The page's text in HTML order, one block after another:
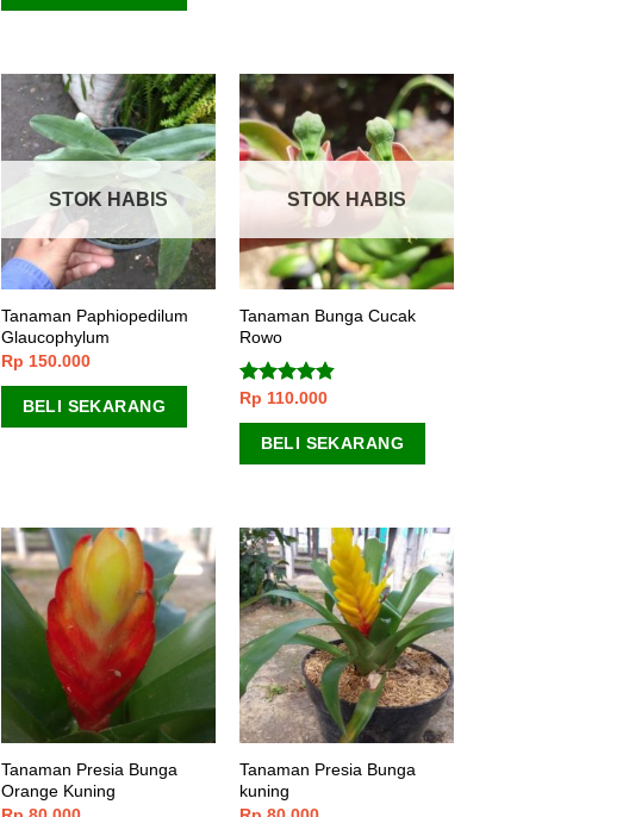
STOK HABIS
Tanaman Paphiopedilum
Glaucophylum
Rp 150.000
BELI SEKARANG
STOK HABIS
Tanaman Bunga Cucak
Rowo
Dinilai
Rp 110.000
BELI SEKARANG
Tanaman Presia Bunga
Orange Kuning
Tanaman Presia Bunga
kuning